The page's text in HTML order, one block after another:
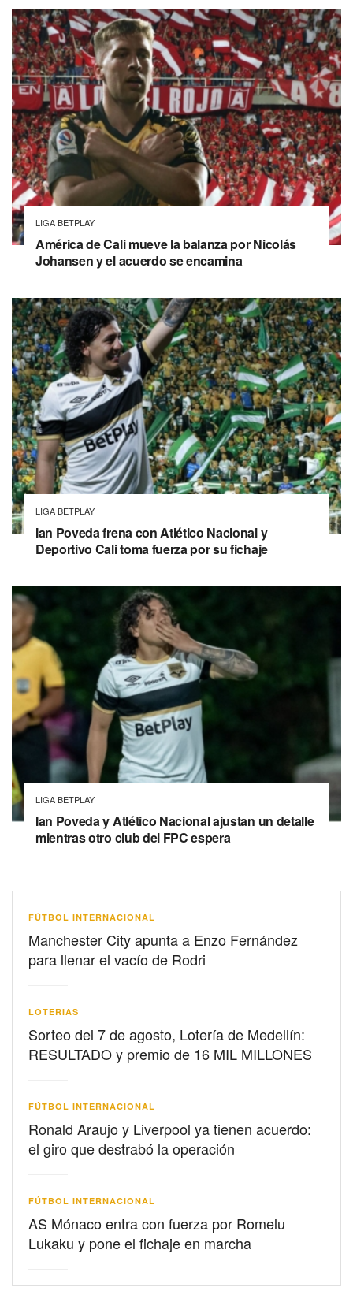
LIGA BETPLAY
América de Cali mueve la balanza por Nicolás
Johansen y el acuerdo se encamina
LIGA BETPLAY
Ian Poveda frena con Atlético Nacional y
Deportivo Cali toma fuerza por su fichaje
LIGA BETPLAY
Ian Poveda y Atlético Nacional ajustan un detalle
mientras otro club del FPC espera
FÚTBOL INTERNACIONAL
Manchester City apunta a Enzo Fernández
para llenar el vacío de Rodri
LOTERIAS
Sorteo del 7 de agosto, Lotería de Medellín:
RESULTADO y premio de 16 MIL MILLONES
FÚTBOL INTERNACIONAL
Ronald Araujo y Liverpool ya tienen acuerdo:
el giro que destrabó la operación
FÚTBOL INTERNACIONAL
AS Mónaco entra con fuerza por Romelu
Lukaku y pone el fichaje en marcha